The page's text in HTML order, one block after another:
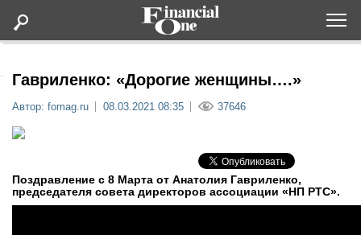
Lifestyle
Гавриленко: «Дорогие женщины….»
Автор: fomag.ru 08.03.2021 08:35 37646
Поздравление с 8 Марта от Анатолия Гавриленко,
председателя совета директоров ассоциации «НП РТС».